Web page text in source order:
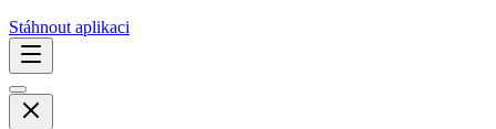
Stáhnout aplikaci